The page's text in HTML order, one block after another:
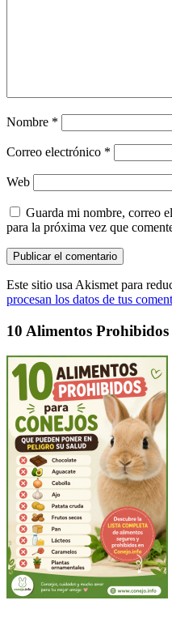
Nombre *
Correo electrónico *
Web
Guarda mi nombre, correo
para la próxima vez que
Este sitio usa Akismet para
procesan los datos de tus
10 Alimentos